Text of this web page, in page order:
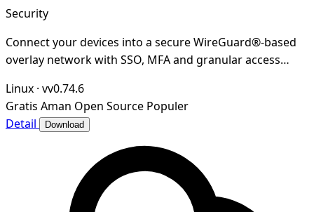
Security
Connect your devices into a secure WireGuard®-based
overlay network with SSO, MFA and granular access
Linux · vv0.74.6
Gratis Aman Open Source Populer
Detail
Download